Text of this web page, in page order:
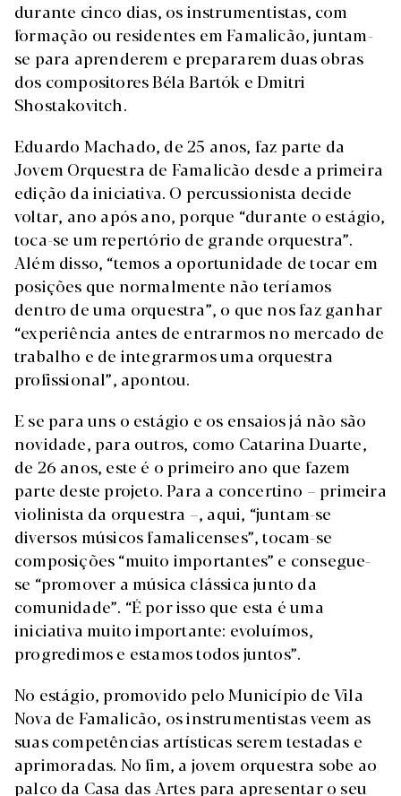
durante cinco dias, os instrumentistas, com
formação ou residentes em Famalicão, juntam-
se para aprenderem e prepararem duas obras
dos compositores Béla Bartók e Dmitri
Shostakovitch.
Eduardo Machado, de 25 anos, faz parte da
Jovem Orquestra de Famalicão desde a primeira
edição da iniciativa. O percussionista decide
voltar, ano após ano, porque “durante o estágio,
toca-se um repertório de grande orquestra”.
Além disso, “temos a oportunidade de tocar em
posições que normalmente não teríamos
dentro de uma orquestra”, o que nos faz ganhar
“experiência antes de entrarmos no mercado de
trabalho e de integrarmos uma orquestra
profissional”, apontou.
E se para uns o estágio e os ensaios já não são
novidade, para outros, como Catarina Duarte,
de 26 anos, este é o primeiro ano que fazem
parte deste projeto. Para a concertino – primeira
violinista da orquestra –, aqui, “juntam-se
diversos músicos famalicenses”, tocam-se
composições “muito importantes” e consegue-
se “promover a música clássica junto da
comunidade”. “É por isso que esta é uma
iniciativa muito importante: evoluímos,
progredimos e estamos todos juntos”.
No estágio, promovido pelo Município de Vila
Nova de Famalicão, os instrumentistas veem as
suas competências artísticas serem testadas e
aprimoradas. No fim, a jovem orquestra sobe ao
palco da Casa das Artes para apresentar o seu